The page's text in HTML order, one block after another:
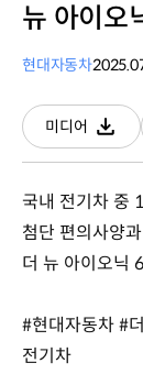
뉴 아이오
현대자동차
미디어
다운로
국내 전기차 중
첨단 편의사양
더 뉴 아이오닉
#현대자동차 #
전기차